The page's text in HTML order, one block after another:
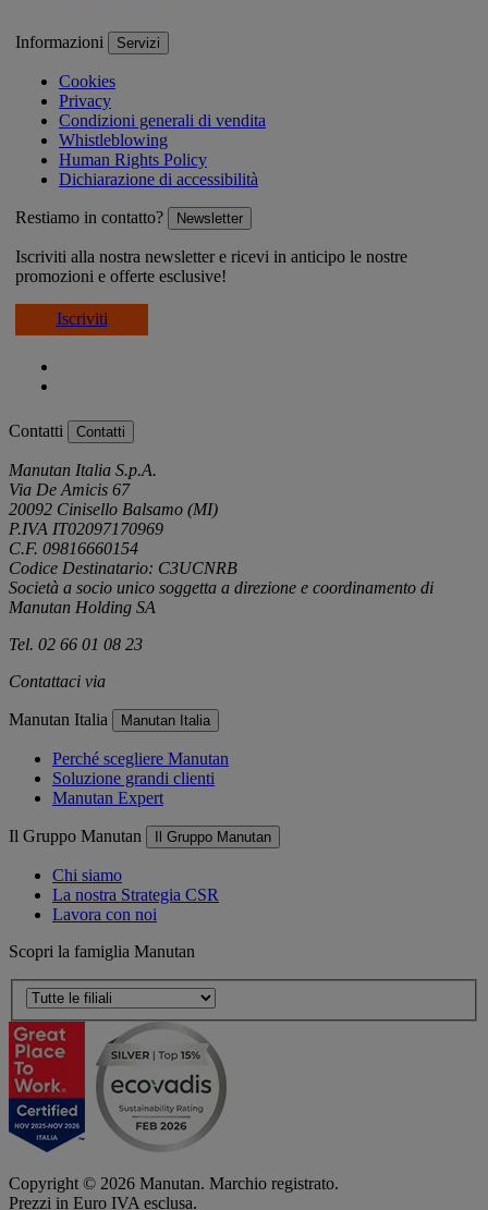
Informazioni Servizi
Cookies
Privacy
Condizioni generali di vendita
Whistleblowing
Human Rights Policy
Dichiarazione di accessibilità
Restiamo in contatto? Newsletter
Iscriviti alla nostra newsletter e ricevi in anticipo le nostre
promozioni e offerte esclusive!
Iscriviti
Contatti Contatti
Manutan Italia S.p.A.
Via De Amicis 67
20092 Cinisello Balsamo (MI)
P.IVA IT02097170969
C.F. 09816660154
Codice Destinatario: C3UCNRB
Società a socio unico soggetta a direzione e coordinamento di
Manutan Holding SA
Tel. 02 66 01 08 23
Contattaci via
Manutan Italia Manutan Italia
Perché scegliere Manutan
Soluzione grandi clienti
Manutan Expert
Il Gruppo Manutan Il Gruppo Manutan
Chi siamo
La nostra Strategia CSR
Lavora con noi
Scopri la famiglia Manutan
Copyright © 2026 Manutan. Marchio registrato.
Prezzi in Euro IVA esclusa.